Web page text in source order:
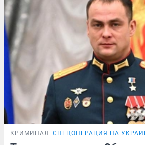
КРИМИНАЛ СПЕЦОПЕРАЦИЯ НА